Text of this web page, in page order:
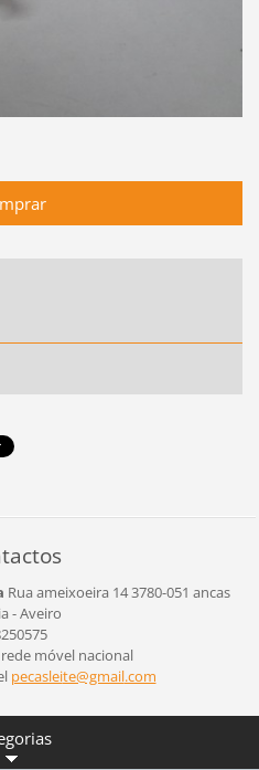
Rua ameixoeira 143780-051 ancas
- Aveiro
móvel nacional
pecasleite@gmail.com